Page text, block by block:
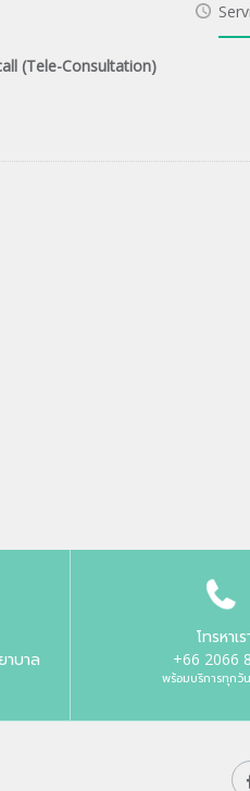
(Tele-Consultation)
บาล
โทรหาเร
+66 2066
พร้อมบริการทุกวั